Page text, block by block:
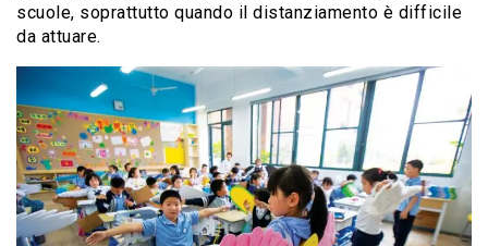
scuole, soprattutto quando il distanziamento è difficile
da attuare.